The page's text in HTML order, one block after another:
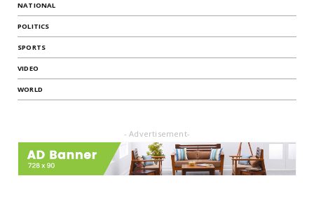
NATIONAL
POLITICS
SPORTS
VIDEO
WORLD
- Advertisement-